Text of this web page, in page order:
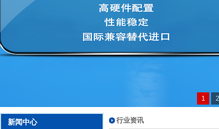
1 2
新闻中心 行业资讯